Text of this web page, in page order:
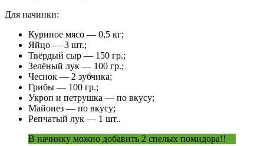
Для начинки:
Куриное мясо — 0,5 кг;
Яйцо — 3 шт.;
Твёрдый сыр — 150 гр.;
Зелёный лук — 100 гр.;
Чеснок — 2 зубчика;
Грибы — 100 гр.;
Укроп и петрушка — по вкусу;
Майонез — по вкусу;
Репчатый лук — 1 шт..
В начинку можно добавить 2 спелых помидора!!